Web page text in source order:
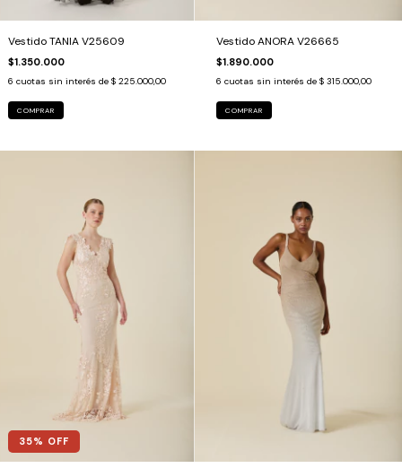
Vestido TANIA V25609
$1.350.000
6 cuotas sin interés de $ 225.000,00
COMPRAR
Vestido ANORA V26665
$1.890.000
6 cuotas sin interés de $ 315.000,00
COMPRAR
35% OFF